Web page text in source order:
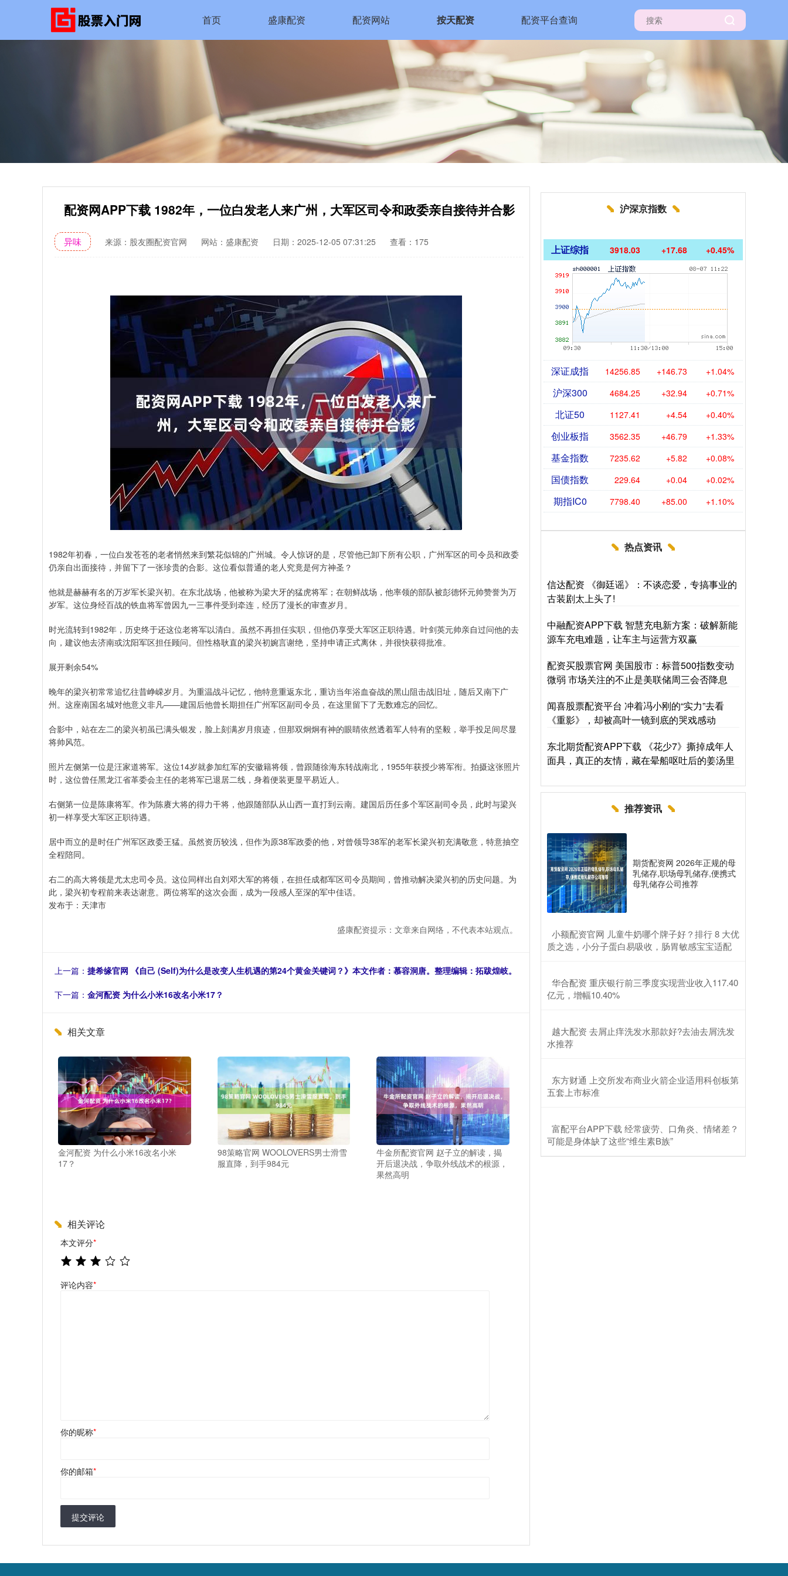
首页 盛康配资 配资网站 按天配资 配资平台查询
配资网APP下载 1982年，一位白发老人来广州，大军区司令和政委亲自接待并合影
异味 来源：股友圈配资官网 网站：盛康配资 日期：2025-12-05 07:31:25 查看：175
1982年初春，一位白发苍苍的老者悄然来到繁花似锦的广州城。令人惊讶的是，尽管他已卸下所有公职，广州军区的司令员和政委
仍亲自出面接待，并留下了一张珍贵的合影。这位看似普通的老人究竟是何方神圣？
他就是赫赫有名的万岁军长梁兴初。在东北战场，他被称为梁大牙的猛虎将军；在朝鲜战场，他率领的部队被彭德怀元帅赞誉为万
岁军。这位身经百战的铁血将军曾因九一三事件受到牵连，经历了漫长的审查岁月。
时光流转到1982年，历史终于还这位老将军以清白。虽然不再担任实职，但他仍享受大军区正职待遇。叶剑英元帅亲自过问他的去
向，建议他去济南或沈阳军区担任顾问。但性格耿直的梁兴初婉言谢绝，坚持申请正式离休，并很快获得批准。
展开剩余54%
晚年的梁兴初常常追忆往昔峥嵘岁月。为重温战斗记忆，他特意重返东北，重访当年浴血奋战的黑山阻击战旧址，随后又南下广
州。这座南国名城对他意义非凡——建国后他曾长期担任广州军区副司令员，在这里留下了无数难忘的回忆。
合影中，站在左二的梁兴初虽已满头银发，脸上刻满岁月痕迹，但那双炯炯有神的眼睛依然透着军人特有的坚毅，举手投足间尽显
将帅风范。
照片左侧第一位是汪家道将军。这位14岁就参加红军的安徽籍将领，曾跟随徐海东转战南北，1955年获授少将军衔。拍摄这张照片
时，这位曾任黑龙江省革委会主任的老将军已退居二线，身着便装更显平易近人。
右侧第一位是陈康将军。作为陈赓大将的得力干将，他跟随部队从山西一直打到云南。建国后历任多个军区副司令员，此时与梁兴
初一样享受大军区正职待遇。
居中而立的是时任广州军区政委王猛。虽然资历较浅，但作为原38军政委的他，对曾领导38军的老军长梁兴初充满敬意，特意抽空
全程陪同。
右二的高大将领是尤太忠司令员。这位同样出自刘邓大军的将领，在担任成都军区司令员期间，曾推动解决梁兴初的历史问题。为
此，梁兴初专程前来表达谢意。两位将军的这次会面，成为一段感人至深的军中佳话。
发布于：天津市
盛康配资提示：文章来自网络，不代表本站观点。
上一篇： 捷希缘官网 《自己 (Self)为什么是改变人生机遇的第24个黄金关键词？》本文作者：慕容洞唐。整理编辑：拓跋煌岐。
下一篇： 金河配资 为什么小米16改名小米17？
相关文章
金河配资 为什么小米16改名小米
17？
98策略官网 WOOLOVERS男士滑雪
服直降，到手984元
牛金所配资官网 赵子立的解读，揭
开后退决战，争取外线战术的根源，
果然高明
相关评论
本文评分*
评论内容*
你的昵称*
你的邮箱*
提交评论
沪深京指数
上证综指 3918.03 +17.68 +0.45%
深证成指 14256.85 +146.73 +1.04%
沪深300 4684.25 +32.94 +0.71%
北证50 1127.41 +4.54 +0.40%
创业板指 3562.35 +46.79 +1.33%
基金指数 7235.62 +5.82 +0.08%
国债指数 229.64 +0.04 +0.02%
期指IC0 7798.40 +85.00 +1.10%
热点资讯
信达配资 《御廷谣》：不谈恋爱，专搞事业的
古装剧太上头了!
中融配资APP下载 智慧充电新方案：破解新能
源车充电难题，让车主与运营方双赢
配资买股票官网 美国股市：标普500指数变动
微弱 市场关注的不止是美联储周三会否降息
闻喜股票配资平台 冲着冯小刚的“实力”去看
《重影》，却被高叶一镜到底的哭戏感动
东北期货配资APP下载 《花少7》撕掉成年人
面具，真正的友情，藏在晕船呕吐后的姜汤里
推荐资讯
期货配资网 2026年正规的母
乳储存,职场母乳储存,便携式
母乳储存公司推荐
​小额配资官网 儿童牛奶哪个牌子好？排行 8 大优
质之选，小分子蛋白易吸收，肠胃敏感宝宝适配
​华合配资 重庆银行前三季度实现营业收入117.40
亿元，增幅10.40%
​越大配资 去屑止痒洗发水那款好?去油去屑洗发
水推荐
​东方财通 上交所发布商业火箭企业适用科创板第
五套上市标准
​富配平台APP下载 经常疲劳、口角炎、情绪差？
可能是身体缺了这些“维生素B族”